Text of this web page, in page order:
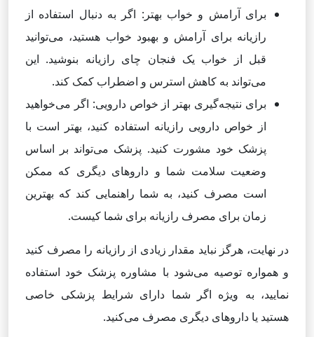
برای آرامش و خواب بهتر: اگر به دنبال استفاده از
رازیانه برای آرامش و بهبود خواب هستید، می‌توانید
قبل از خواب یک فنجان چای رازیانه بنوشید. این
می‌تواند به کاهش استرس و اضطراب کمک کند.
برای نتیجه‌گیری بهتر از خواص دارویی: اگر می‌خواهید
از خواص دارویی رازیانه استفاده کنید، بهتر است با
پزشک خود مشورت کنید. پزشک می‌تواند بر اساس
وضعیت سلامت شما و داروهای دیگری که ممکن
است مصرف کنید، به شما راهنمایی کند که بهترین
زمان برای مصرف رازیانه برای شما کیست.
در نهایت، هرگز نباید مقدار زیادی از رازیانه را مصرف کنید
و همواره توصیه می‌شود با مشاوره پزشک خود استفاده
نمایید، به ویژه اگر شما دارای شرایط پزشکی خاصی
هستید یا داروهای دیگری مصرف می‌کنید.